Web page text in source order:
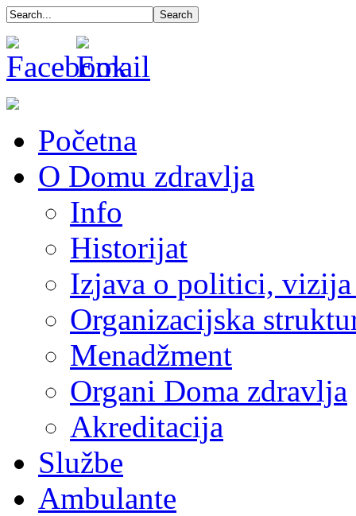
Početna
O Domu zdravlja
Info
Historijat
Izjava o politici,
Organizacijska
Menadžment
Organi Doma zdravlja
Akreditacija
Službe
Ambulante